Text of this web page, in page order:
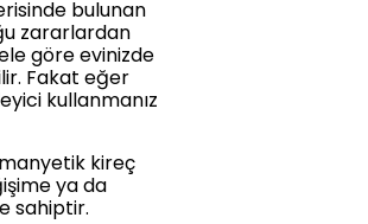
bulunan
zararlardan
göre evinizde
Fakat eğer
kullanmanız
kireç
ya da
sahiptir.